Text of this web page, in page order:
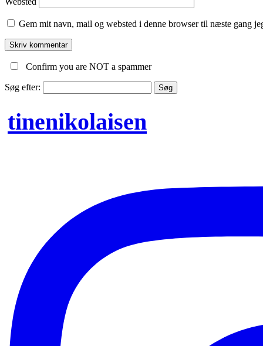
Gem mit navn, mail og websted i denne browser til næste gang
Confirm you are NOT a spammer
Søg efter:
tinenikolaisen